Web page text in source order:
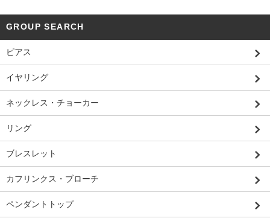
GROUP SEARCH
ピアス
イヤリング
ネックレス・チョーカー
リング
ブレスレット
カフリンクス・ブローチ
ペンダントトップ